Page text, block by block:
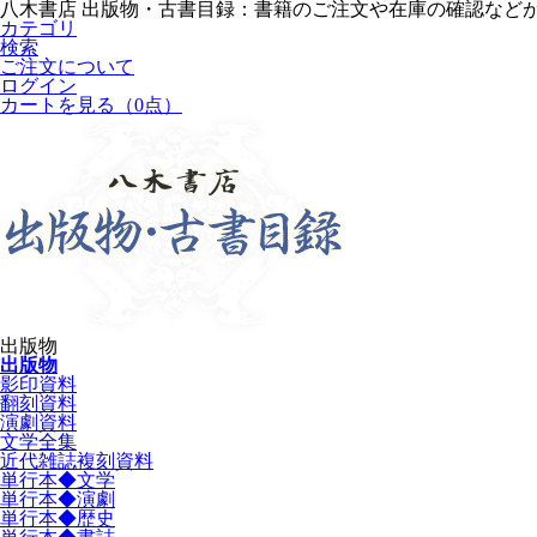
八木書店 出版物・古書目録：書籍のご注文や在庫の確認など
カテゴリ
検索
ご注文について
ログイン
カートを見る
（0点）
出版物
出版物
影印資料
翻刻資料
演劇資料
文学全集
近代雑誌複刻資料
単行本◆文学
単行本◆演劇
単行本◆歴史